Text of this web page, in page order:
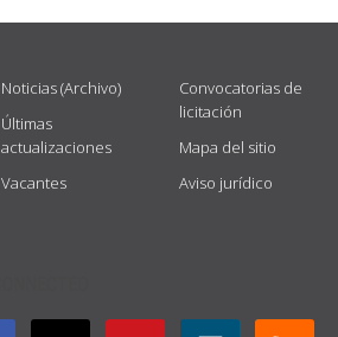
Noticias (Archivo)
Últimas
actualizaciones
Vacantes
Convocatorias de
licitación
Mapa del sitio
Aviso jurídico